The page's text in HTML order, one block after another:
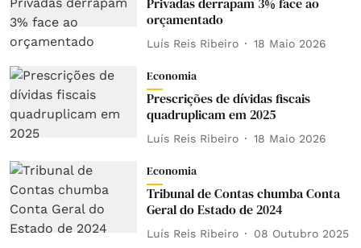
orçamentado
Luís Reis Ribeiro 18 Maio 2026
Economia
Prescrições de dívidas fiscais
quadruplicam em 2025
Luís Reis Ribeiro 18 Maio 2026
Economia
Tribunal de Contas chumba Conta
Geral do Estado de 2024
Luís Reis Ribeiro 08 Outubro 2025